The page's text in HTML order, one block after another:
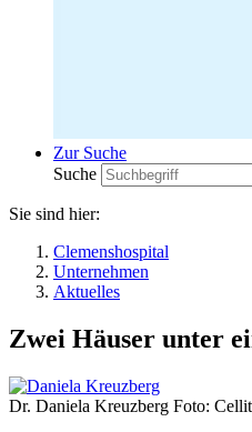
Zur Suche
Suche
Sie sind hier:
Clemenshospital
Unternehmen
Aktuelles
Zwei Häuser unter
Dr. Daniela Kreuzberg Foto: